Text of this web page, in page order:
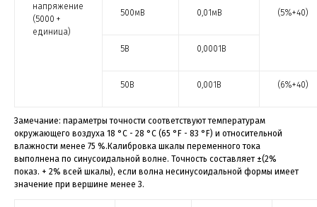
напряжение
(5000 +
единица)
(5%+40)
500мВ 0,01мВ
5В 0,0001В
50В 0,001В (6%+40)
Замечание: параметры точности соответствуют температурам
окружающего воздуха 18 °C - 28 °C (65 °F - 83 °F) и относительной
влажности менее 75 %.Калибровка шкалы переменного тока
выполнена по синусоидальной волне. Точность составляет ±(2%
показ. + 2% всей шкалы), если волна несинусоидальной формы имеет
значение при вершине менее 3.